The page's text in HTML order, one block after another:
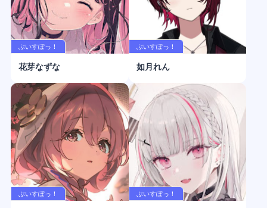
ぶいすぽっ！
花芽なずな
ぶいすぽっ！
如月れん
ぶいすぽっ！ ぶいすぽっ！